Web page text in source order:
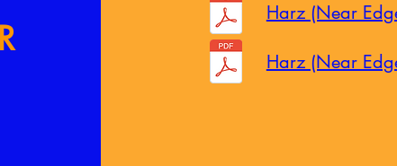
Harz (Near
Harz (Near